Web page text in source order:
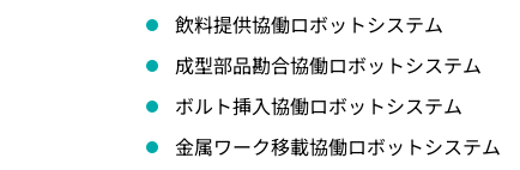
飲料提供協働ロボットシステム
成型部品勘合協働ロボットシステム
ボルト挿入協働ロボットシステム
金属ワーク移載協働ロボットシステム